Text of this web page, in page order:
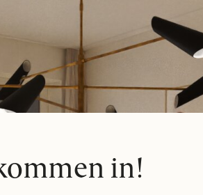
Electrolux. Ovanför tvättutrustningen
förvaring i kommod gör det lätt att
med inredningsval – i den digitala
ingår ca 20 tv-kanaler,
hör ett källarförråd.in!